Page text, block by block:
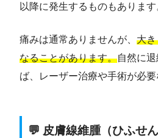
以降に発生するものもあります
痛みは通常ありませんが、 大
なることがあります。自然に
ば、レーザー治療や手術が必要
💬 皮膚線維腫（ひふせん